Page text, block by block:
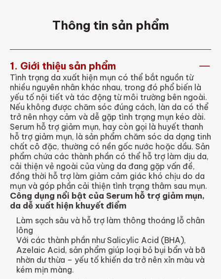
Thông tin sản phẩm
1. Giới thiệu sản phẩm
Tình trạng da xuất hiện mụn có thể bắt nguồn từ
nhiều nguyên nhân khác nhau, trong đó phổ biến là
yếu tố nội tiết và tác động từ môi trường bên ngoài.
Nếu không được chăm sóc đúng cách, làn da có thể
trở nên nhạy cảm và dễ gặp tình trạng mụn kéo dài.
Serum hỗ trợ giảm mụn, hay còn gọi là huyết thanh
hỗ trợ giảm mụn, là sản phẩm chăm sóc da dạng tinh
chất cô đặc, thường có nền gốc nước hoặc dầu. Sản
phẩm chứa các thành phần có thể hỗ trợ làm dịu da,
cải thiện vẻ ngoài của vùng da đang gặp vấn đề,
đồng thời hỗ trợ làm giảm cảm giác khó chịu do da
mụn và góp phần cải thiện tình trạng thâm sau mụn.
Công dụng nổi bật của Serum hỗ trợ giảm mụn,
da dễ xuất hiện khuyết điểm
Làm sạch sâu và hỗ trợ làm thông thoáng lỗ chân
lông
Với các thành phần như Salicylic Acid (BHA),
Azelaic Acid, sản phẩm giúp loại bỏ bụi bẩn và bã
nhờn dư thừa – yếu tố khiến da trở nên xỉn màu và
kém mịn màng.